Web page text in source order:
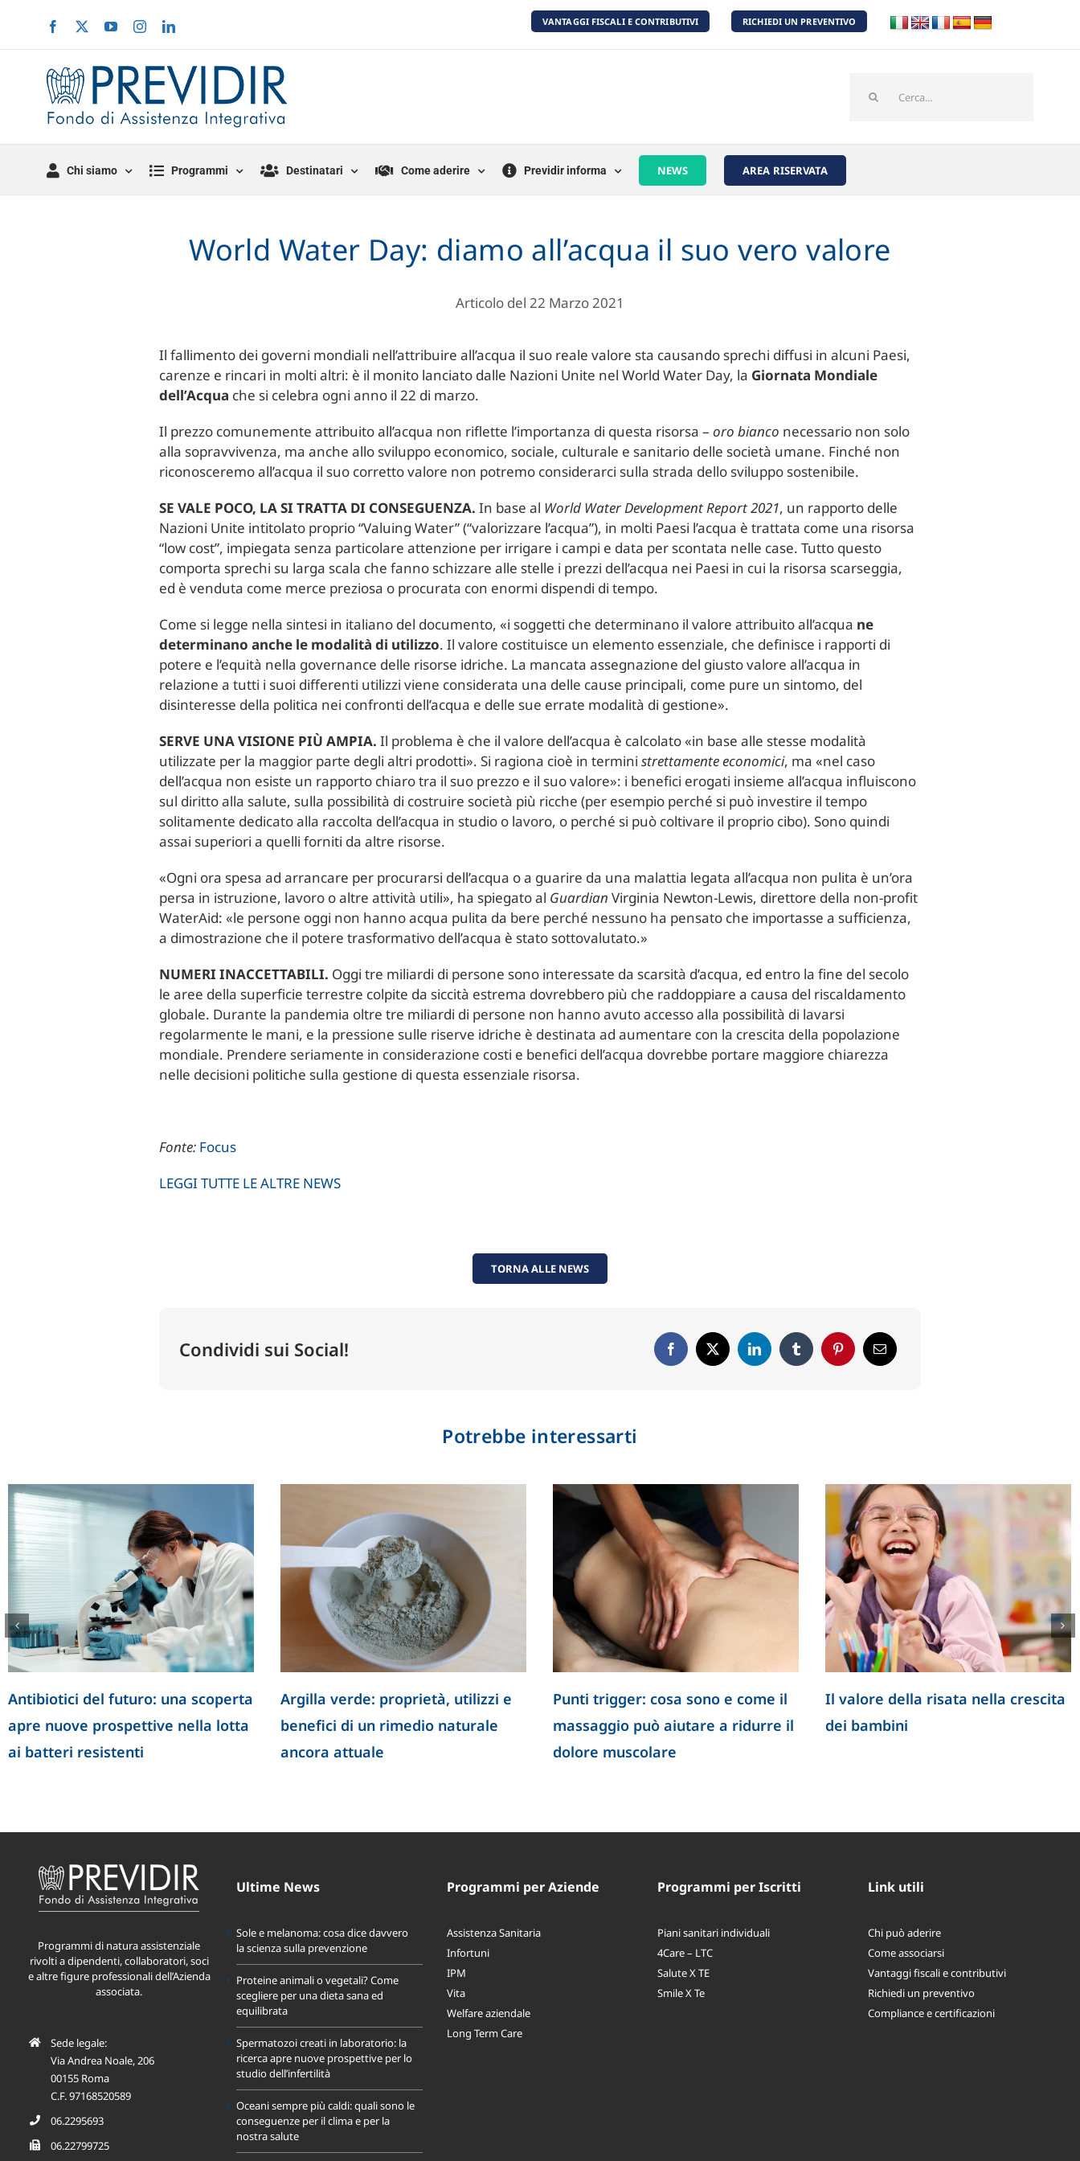
contenuto
Facebook
X YouTubeInstagramLinkedIn VANTAGGI FISCALI E CONTRIBUTIVI RICHIEDI UN PREVENTIVO
per:
Chi siamo Programmi Destinatari Come aderire Previdir informa NEWS AREA RISERVATA
World Water Day: diamo all’acqua il suo vero valore
Articolo del 22 Marzo 2021
Il fallimento dei governi mondiali nell’attribuire all’acqua il suo reale valore sta causando sprechi diffusi in alcuni Paesi,
carenze e rincari in molti altri: è il monito lanciato dalle Nazioni Unite nel World Water Day, la Giornata Mondiale
dell’Acqua che si celebra ogni anno il 22 di marzo.
Il prezzo comunemente attribuito all’acqua non riflette l’importanza di questa risorsa –oro bianco necessario non solo
alla sopravvivenza, ma anche allo sviluppo economico, sociale, culturale e sanitario delle società umane. Finché non
riconosceremo all’acqua il suo corretto valore non potremo considerarci sulla strada dello sviluppo sostenibile.
SE VALE POCO, LA SI TRATTA DI CONSEGUENZA. In base al World Water Development Report 2021, un rapporto delle
Nazioni Unite intitolato proprio “Valuing Water” (“valorizzare l’acqua”), in molti Paesi l’acqua è trattata come una risorsa
“low cost”, impiegata senza particolare attenzione per irrigare i campi e data per scontata nelle case. Tutto questo
comporta sprechi su larga scala che fanno schizzare alle stelle i prezzi dell’acqua nei Paesi in cui la risorsa scarseggia,
ed è venduta come merce preziosa o procurata con enormi dispendi di tempo.
Come si legge nella sintesi in italiano del documento, «i soggetti che determinano il valore attribuito all’acqua ne
determinano anche le modalità di utilizzo. Il valore costituisce un elemento essenziale, che definisce i rapporti di
potere e l’equità nella governance delle risorse idriche. La mancata assegnazione del giusto valore all’acqua in
relazione a tutti i suoi differenti utilizzi viene considerata una delle cause principali, come pure un sintomo, del
disinteresse della politica nei confronti dell’acqua e delle sue errate modalità di gestione».
SERVE UNA VISIONE PIÙ AMPIA. Il problema è che il valore dell’acqua è calcolato «in base alle stesse modalità
utilizzate per la maggior parte degli altri prodotti». Si ragiona cioè in termini strettamente economici, ma «nel caso
dell’acqua non esiste un rapporto chiaro tra il suo prezzo e il suo valore»: i benefici erogati insieme all’acqua influiscono
sul diritto alla salute, sulla possibilità di costruire società più ricche (per esempio perché si può investire il tempo
solitamente dedicato alla raccolta dell’acqua in studio o lavoro, o perché si può coltivare il proprio cibo). Sono quindi
assai superiori a quelli forniti da altre risorse.
«Ogni ora spesa ad arrancare per procurarsi dell’acqua o a guarire da una malattia legata all’acqua non pulita è un’ora
persa in istruzione, lavoro o altre attività utili», ha spiegato al Guardian Virginia Newton-Lewis, direttore della non-profit
WaterAid: «le persone oggi non hanno acqua pulita da bere perché nessuno ha pensato che importasse a sufficienza,
a dimostrazione che il potere trasformativo dell’acqua è stato sottovalutato.»
NUMERI INACCETTABILI. Oggi tre miliardi di persone sono interessate da scarsità d’acqua, ed entro la fine del secolo
le aree della superficie terrestre colpite da siccità estrema dovrebbero più che raddoppiare a causa del riscaldamento
globale. Durante la pandemia oltre tre miliardi di persone non hanno avuto accesso alla possibilità di lavarsi
regolarmente le mani, e la pressione sulle riserve idriche è destinata ad aumentare con la crescita della popolazione
mondiale. Prendere seriamente in considerazione costi e benefici dell’acqua dovrebbe portare maggiore chiarezza
nelle decisioni politiche sulla gestione di questa essenziale risorsa.
Fonte: Focus
LEGGI TUTTE LE ALTRE NEWS
TORNA ALLE NEWS
Condividi sui Social!
Potrebbe interessarti
Antibiotici del futuro: una scoperta
apre nuove prospettive nella lotta
ai batteri resistenti
Argilla verde: proprietà, utilizzi e
benefici di un rimedio naturale
ancora attuale
Punti trigger: cosa sono e come il
massaggio può aiutare a ridurre il
dolore muscolare
Il valore della risata nella crescita
dei bambini
Programmi di natura assistenziale
rivolti a dipendenti, collaboratori, soci
e altre figure professionali dell’Azienda
associata.
Sede legale:
Via Andrea Noale, 206
00155 Roma
C.F. 97168520589
06.2295693
06.22799725
Ultime News
Sole e melanoma: cosa dice davvero
la scienza sulla prevenzione
Proteine animali o vegetali? Come
scegliere per una dieta sana ed
equilibrata
Spermatozoi creati in laboratorio: la
ricerca apre nuove prospettive per lo
studio dell’infertilità
Oceani sempre più caldi: quali sono le
conseguenze per il clima e per la
nostra salute
Programmi per Aziende
Assistenza Sanitaria
Infortuni
IPM
Vita
Welfare aziendale
Long Term Care
Programmi per Iscritti
Piani sanitari individuali
4Care – LTC
Salute X TE
Smile X Te
Link utili
Chi può aderire
Come associarsi
Vantaggi fiscali e contributivi
Richiedi un preventivo
Compliance e certificazioni